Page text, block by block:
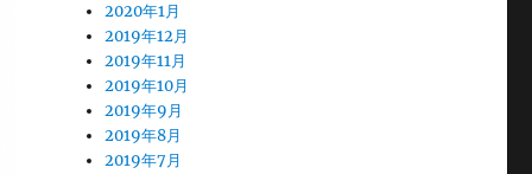
2020年1月
2019年12月
2019年11月
2019年10月
2019年9月
2019年8月
2019年7月